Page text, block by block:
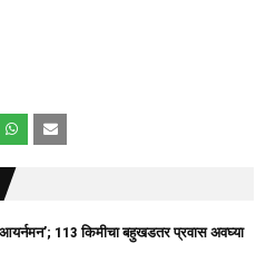
आयर्नमन’; 113 किमीचा बहुखडतर प्रवास अवघ्या